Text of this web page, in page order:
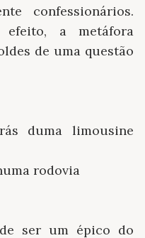
confessionários.
efeito, a metáfora
de uma questão
duma limousine
rodovia
ser um épico do